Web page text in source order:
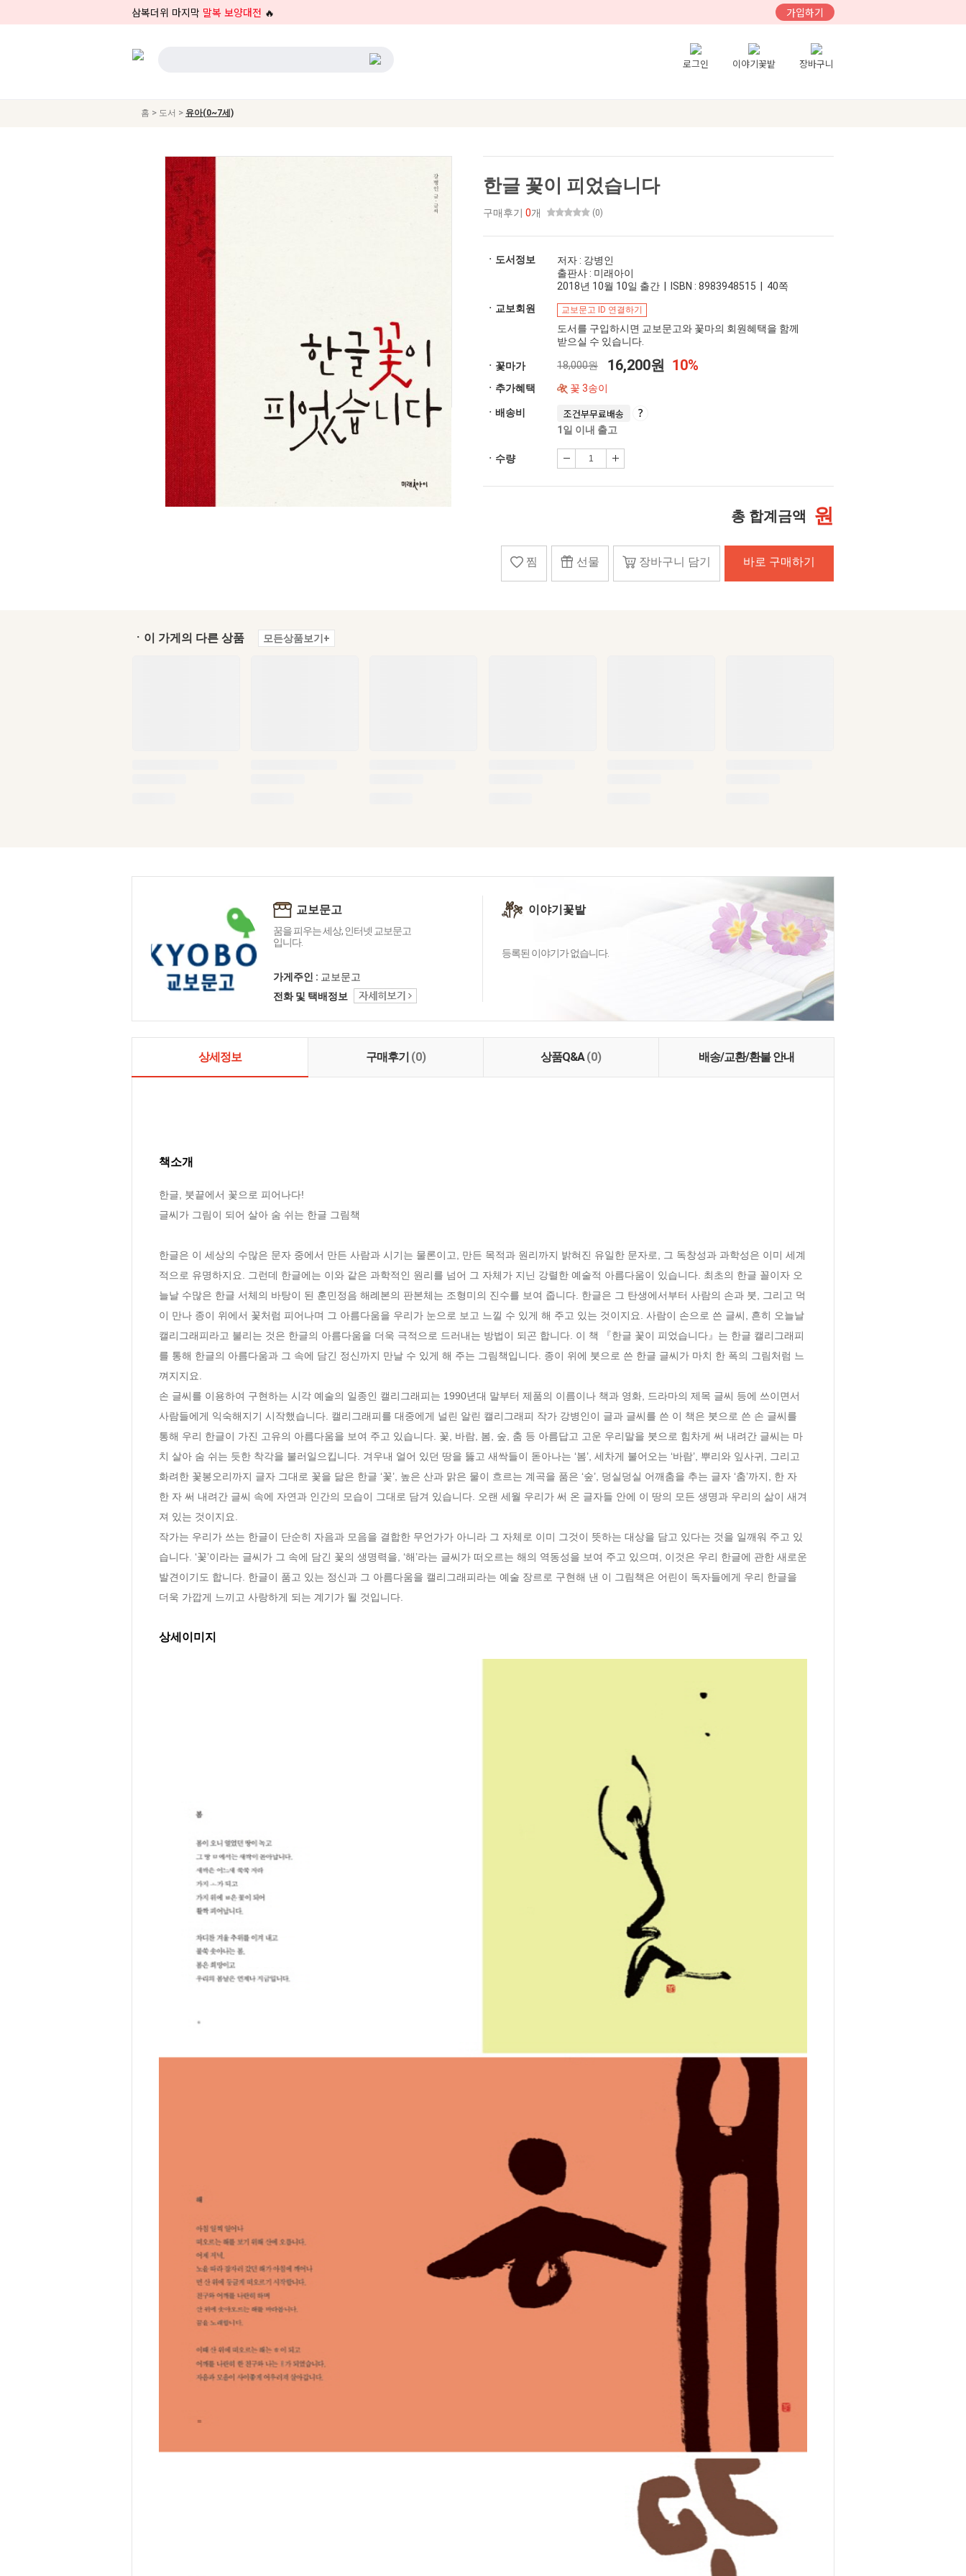
삼복더위 마지막 말복 보양대전 🔥 가입하기
로그인 이야기꽃밭 장바구니
홈 > 도서 > 유아(0~7세)
한글 꽃이 피었습니다
구매후기 0개 (0)
ㆍ도서정보
저자 : 강병인
출판사 : 미래아이
2018년 10월 10일 출간 | ISBN : 8983948515 | 40쪽
ㆍ교보회원
교보문고 ID 연결하기
도서를 구입하시면 교보문고와 꽃마의 회원혜택을 함께
받으실 수 있습니다.
ㆍ꽃마가 18,000원 16,200원 10%
ㆍ추가혜택 꽃 3송이
ㆍ배송비 조건부무료배송
1일 이내 출고
ㆍ수량
총 합계금액 원
찜 선물 장바구니 담기 바로 구매하기
ㆍ이 가게의 다른 상품 모든상품보기+
교보문고
꿈을 피우는 세상, 인터넷 교보문고
입니다.
가게주인 : 교보문고
전화 및 택배정보
이야기꽃밭
등록된 이야기가 없습니다.
상세정보 구매후기 (0) 상품Q&A(0) 배송/교환/환불 안내
책소개
한글, 붓끝에서 꽃으로 피어나다!
글씨가 그림이 되어 살아 숨 쉬는 한글 그림책
한글은 이 세상의 수많은 문자 중에서 만든 사람과 시기는 물론이고, 만든 목적과 원리까지 밝혀진 유일한 문자로, 그 독창성과 과학성은 이미 세계
적으로 유명하지요. 그런데 한글에는 이와 같은 과학적인 원리를 넘어 그 자체가 지닌 강렬한 예술적 아름다움이 있습니다. 최초의 한글 꼴이자 오
늘날 수많은 한글 서체의 바탕이 된 훈민정음 해례본의 판본체는 조형미의 진수를 보여 줍니다. 한글은 그 탄생에서부터 사람의 손과 붓, 그리고 먹
이 만나 종이 위에서 꽃처럼 피어나며 그 아름다움을 우리가 눈으로 보고 느낄 수 있게 해 주고 있는 것이지요. 사람이 손으로 쓴 글씨, 흔히 오늘날
캘리그래피라고 불리는 것은 한글의 아름다움을 더욱 극적으로 드러내는 방법이 되곤 합니다. 이 책 『한글 꽃이 피었습니다』는 한글 캘리그래피
를 통해 한글의 아름다움과 그 속에 담긴 정신까지 만날 수 있게 해 주는 그림책입니다. 종이 위에 붓으로 쓴 한글 글씨가 마치 한 폭의 그림처럼 느
껴지지요.
손 글씨를 이용하여 구현하는 시각 예술의 일종인 캘리그래피는 1990년대 말부터 제품의 이름이나 책과 영화, 드라마의 제목 글씨 등에 쓰이면서
사람들에게 익숙해지기 시작했습니다. 캘리그래피를 대중에게 널린 알린 캘리그래피 작가 강병인이 글과 글씨를 쓴 이 책은 붓으로 쓴 손 글씨를
통해 우리 한글이 가진 고유의 아름다움을 보여 주고 있습니다. 꽃, 바람, 봄, 숲, 춤 등 아름답고 고운 우리말을 붓으로 힘차게 써 내려간 글씨는 마
치 살아 숨 쉬는 듯한 착각을 불러일으킵니다. 겨우내 얼어 있던 땅을 뚫고 새싹들이 돋아나는 ‘봄’, 세차게 불어오는 ‘바람’, 뿌리와 잎사귀, 그리고
화려한 꽃봉오리까지 글자 그대로 꽃을 닮은 한글 ‘꽃’, 높은 산과 맑은 물이 흐르는 계곡을 품은 ‘숲’, 덩실덩실 어깨춤을 추는 글자 ‘춤’까지, 한 자
한 자 써 내려간 글씨 속에 자연과 인간의 모습이 그대로 담겨 있습니다. 오랜 세월 우리가 써 온 글자들 안에 이 땅의 모든 생명과 우리의 삶이 새겨
져 있는 것이지요.
작가는 우리가 쓰는 한글이 단순히 자음과 모음을 결합한 무언가가 아니라 그 자체로 이미 그것이 뜻하는 대상을 담고 있다는 것을 일깨워 주고 있
습니다. ‘꽃’이라는 글씨가 그 속에 담긴 꽃의 생명력을, ‘해’라는 글씨가 떠오르는 해의 역동성을 보여 주고 있으며, 이것은 우리 한글에 관한 새로운
발견이기도 합니다. 한글이 품고 있는 정신과 그 아름다움을 캘리그래피라는 예술 장르로 구현해 낸 이 그림책은 어린이 독자들에게 우리 한글을
더욱 가깝게 느끼고 사랑하게 되는 계기가 될 것입니다.
상세이미지